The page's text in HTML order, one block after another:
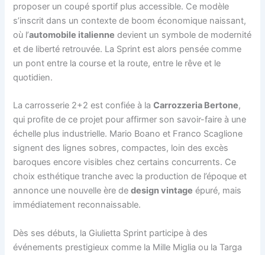
proposer un coupé sportif plus accessible. Ce modèle
s’inscrit dans un contexte de boom économique naissant,
où l’automobile italienne devient un symbole de modernité
et de liberté retrouvée. La Sprint est alors pensée comme
un pont entre la course et la route, entre le rêve et le
quotidien.
La carrosserie 2+2 est confiée à laCarrozzeria Bertone,
qui profite de ce projet pour affirmer son savoir-faire à une
échelle plus industrielle. Mario Boano et Franco Scaglione
signent des lignes sobres, compactes, loin des excès
baroques encore visibles chez certains concurrents. Ce
choix esthétique tranche avec la production de l’époque et
annonce une nouvelle ère dedesign vintage épuré, mais
immédiatement reconnaissable.
Dès ses débuts, la Giulietta Sprint participe à des
événements prestigieux comme la Mille Miglia ou la Targa